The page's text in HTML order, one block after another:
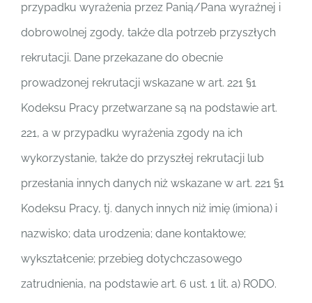
przypadku wyrażenia przez Panią/Pana wyraźnej i
dobrowolnej zgody, także dla potrzeb przyszłych
rekrutacji. Dane przekazane do obecnie
prowadzonej rekrutacji wskazane w art. 221 §1
Kodeksu Pracy przetwarzane są na podstawie art.
221, a w przypadku wyrażenia zgody na ich
wykorzystanie, także do przyszłej rekrutacji lub
przesłania innych danych niż wskazane w art. 221 §1
Kodeksu Pracy, tj. danych innych niż imię (imiona) i
nazwisko; data urodzenia; dane kontaktowe;
wykształcenie; przebieg dotychczasowego
zatrudnienia, na podstawie art. 6 ust. 1 lit. a) RODO.